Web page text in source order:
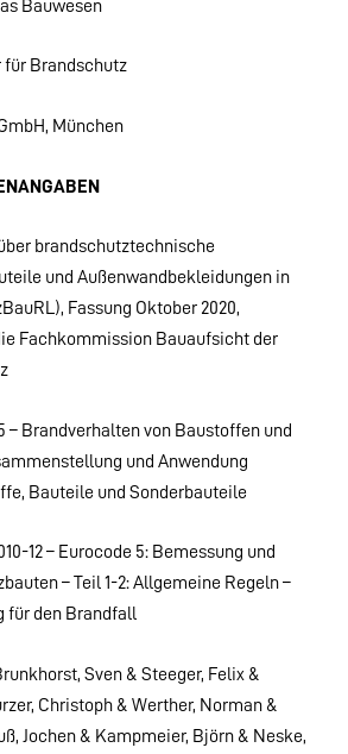
Bauwesen
Brandschutz
München
brandschutztechnische
und Außenwandbekleidungen in
Fassung Oktober 2020,
Fachkommission Bauaufsicht der
– Brandverhalten von Baustoffen und
und Anwendung
Bauteile und Sonderbauteile
12 – Eurocode 5: Bemessung und
– Teil 1-2: Allgemeine Regeln –
für den Brandfall
Sven & Steeger, Felix &
Christoph & Werther, Norman &
Jochen & Kampmeier, Björn & Neske,